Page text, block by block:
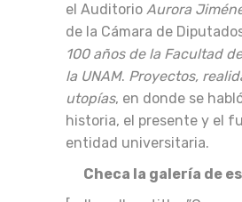
el Auditorio Aurora
de la Cámara de
100 años de la Facultad
la UNAM. Proyectos,
utopías, en donde se
historia, el presente y el
entidad universitaria.
Checa la galería de